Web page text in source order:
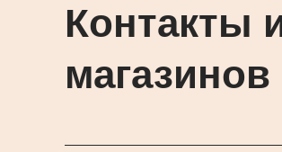
Контакты
магазинов